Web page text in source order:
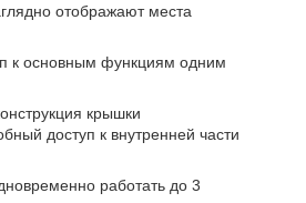
отображают места
к основным функциям одним
крышки
доступ к внутренней части
работать до 3